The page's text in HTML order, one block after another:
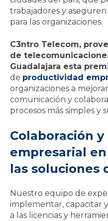
trabajadores y
para las organizaciones.
C3ntro Telecom,
de
Guadalajara esta
de productividad
organizaciones a
comunicación y
procesos más simples y
Colaboración
empresarial
las soluciones
Nuestro equipo de
implementar, capacitar
a las licencias y